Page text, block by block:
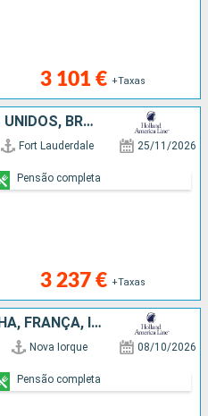
3 101 € +Taxas
SÃO MARTINHO, ESTADOS UNIDOS, BRASIL, CURAÇAO, BARBADOS, TRINIDADE E TOBAGO, MARTINICA, FRANÇA
Fort Lauderdale 25/11/2026
3 237 € +Taxas
Pensão completa
ESTADOS UNIDOS, ESPANHA, FRANÇA, ITÁLIA, GRÉCIA, TURQUIA, MALTA, TUNÍSIA, PORTUGAL
Nova Iorque 08/10/2026
Pensão completa